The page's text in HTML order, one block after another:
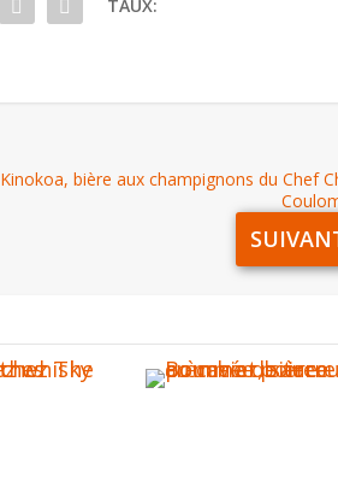
TAUX:
Kinokoa, bière aux champignons du Chef